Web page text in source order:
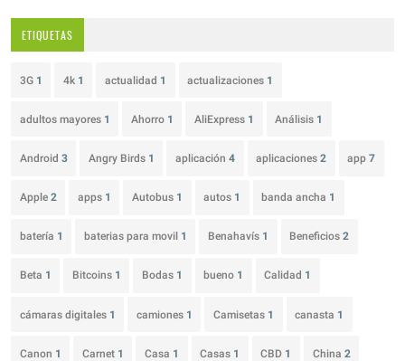
ETIQUETAS
3G 1 4k 1 actualidad 1 actualizaciones 1
adultos mayores 1 Ahorro 1 AliExpress 1 Análisis 1
Android 3 Angry Birds 1 aplicación 4 aplicaciones2 app7
Apple 2 apps 1 Autobus 1 autos 1 banda ancha 1
batería 1 baterias para movil 1 Benahavís 1 Beneficios2
Beta 1 Bitcoins 1 Bodas 1 bueno 1 Calidad 1
cámaras digitales 1 camiones 1 Camisetas 1 canasta 1
Canon 1 Carnet 1 Casa 1 Casas 1 CBD 1 China 2